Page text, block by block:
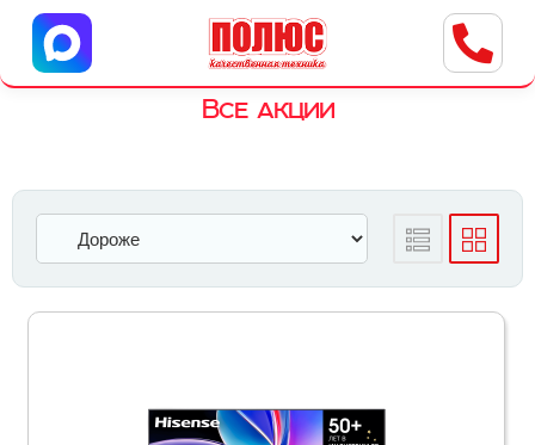
Центр бытовой техники
г. Ульяновск, ул. Пушкарева, 8a
Все акции